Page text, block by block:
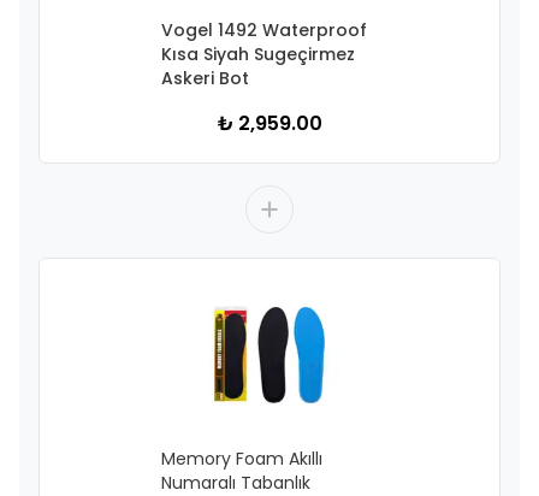
Vogel 1492 Waterproof
Kısa Siyah Sugeçirmez
Askeri Bot
₺ 2,959.00
Memory Foam Akıllı
Numaralı Tabanlık